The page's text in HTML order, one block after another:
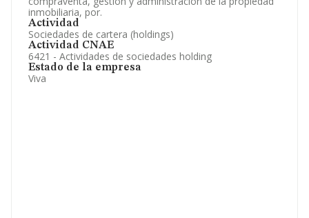
inmobiliaria, por.
Actividad
Sociedades de cartera (holdings)
Actividad CNAE
6421 - Actividades de sociedades holding
Estado de la empresa
Viva